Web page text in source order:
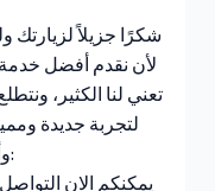
لأن نقدم أفضل خدمة
تعني لنا الكثير،
لتجربة جديدة